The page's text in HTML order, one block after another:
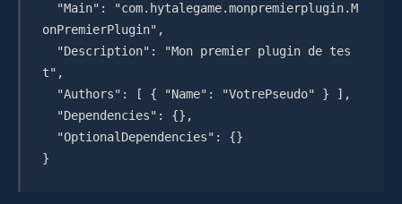
onPremierPlugin",
t",
}